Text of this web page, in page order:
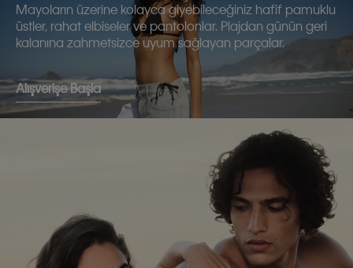
Mayoların üzerine kolayca giyebileceğiniz hafif pamuklu
üstler, rahat elbiseler ve pantolonlar. Plajdan günün geri
kalanına zahmetsizce uyum sağlayan parçalar.
Alışverişe Başla